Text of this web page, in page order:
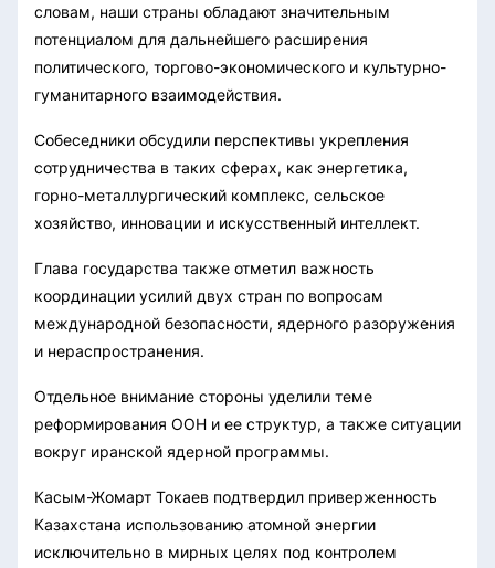
словам, наши страны обладают значительным
потенциалом для дальнейшего расширения
политического, торгово-экономического и культурно-
гуманитарного взаимодействия.
Собеседники обсудили перспективы укрепления
сотрудничества в таких сферах, как энергетика,
горно-металлургический комплекс, сельское
хозяйство, инновации и искусственный интеллект.
Глава государства также отметил важность
координации усилий двух стран по вопросам
международной безопасности, ядерного разоружения
и нераспространения.
Отдельное внимание стороны уделили теме
реформирования ООН и ее структур, а также ситуации
вокруг иранской ядерной программы.
Касым-Жомарт Токаев подтвердил приверженность
Казахстана использованию атомной энергии
исключительно в мирных целях под контролем